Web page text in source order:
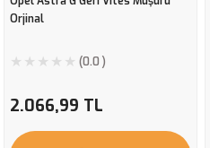
Orjinal
(0.0 )
2.066,99 TL